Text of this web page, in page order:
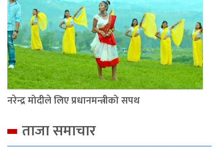
नरेन्द्र मोदीले लिए प्रधानमन्त्रीको सपथ
ताजा समाचार